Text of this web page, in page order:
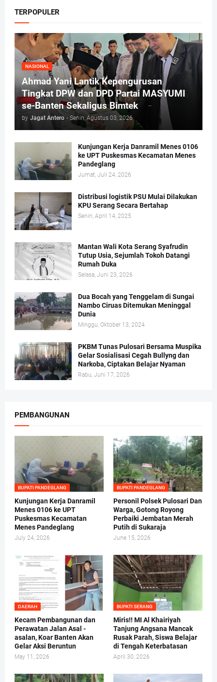
TERPOPULER
NASIONAL
Ahmad Yani Lantik Kepengurusan
Tingkat DPW dan DPD Partai MASYUMI
se-Banten Sekaligus Bimtek
by Jagat Antero - Senin, Agustus 03, 2026
Kunjungan Kerja Danramil Menes 0106
ke UPT Puskesmas Kecamatan Menes
Pandeglang
Jumat, Juli 24, 2026
Distribusi logistik PSU Mulai Dilakukan
KPU Serang Secara Bertahap
Senin, April 14, 2025
Mantan Wali Kota Serang Syafrudin
Tutup Usia, Sejumlah Tokoh Datangi
Rumah Duka
Selasa, Juni 23, 2026
Dua Bocah yang Tenggelam di Sungai
Nambo Ciruas Ditemukan Meninggal
Dunia
Minggu, Oktober 13, 2024
PKBM Tunas Pulosari Bersama Muspika
Gelar Sosialisasi Cegah Bullyng dan
Narkoba, Ciptakan Belajar Nyaman
Rabu, Juni 17, 2026
PEMBANGUNAN
BUPATI PANDEGLANG
Kunjungan Kerja Danramil
Menes 0106 ke UPT
Puskesmas Kecamatan
Menes Pandeglang
July 24, 2026
BUPATI PANDEGLANG
Personil Polsek Pulosari Dan
Warga, Gotong Royong
Perbaiki Jembatan Merah
Putih di Sukaraja
June 15, 2026
DAERAH
Kecam Pembangunan dan
Perawatan Jalan Asal -
asalan, Koar Banten Akan
Gelar Aksi Beruntun
May 11, 2026
BUPATI SERANG
Miris!! MI Al Khairiyah
Tanjung Angsana Mancak
Rusak Parah, Siswa Belajar
di Tengah Keterbatasan
April 30, 2026